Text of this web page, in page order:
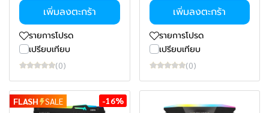
เพิ่มลงตะกร้า
รายการโปรด
เปรียบเทียบ
(0)
เพิ่มลงตะกร้า
รายการโปรด
เปรียบเทียบ
(0)
FLASH SALE -16%